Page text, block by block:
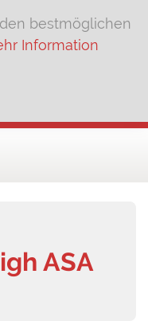
bestmöglichen
Information
ASA